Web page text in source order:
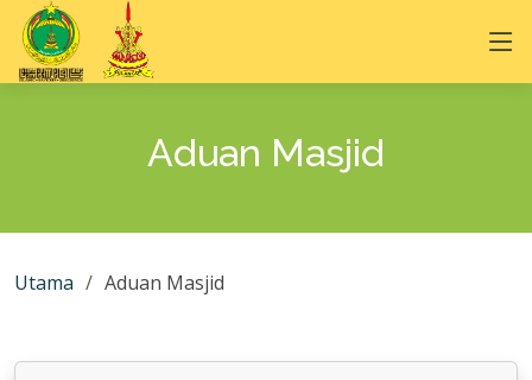
Aduan Masjid
Utama Aduan Masjid